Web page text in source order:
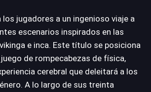
los jugadores a un ingenioso viaje a
escenarios inspirados en las
e inca. Este título se posiciona
de rompecabezas de física,
cerebral que deleitará a los
A lo largo de sus treinta